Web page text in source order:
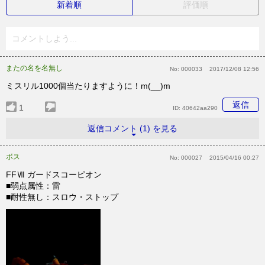
新着順 評価順
コメントしよう...
またの名を名無し No: 000033 2017/12/08 12:56
ミスリル1000個当たりますように！m(__)m
1 返信
ID: 40642aa290
返信コメント (1) を見る
ボス No: 000027 2015/04/16 00:27
FFⅦ ガードスコーピオン
■弱点属性：雷
■耐性無し：スロウ・ストップ